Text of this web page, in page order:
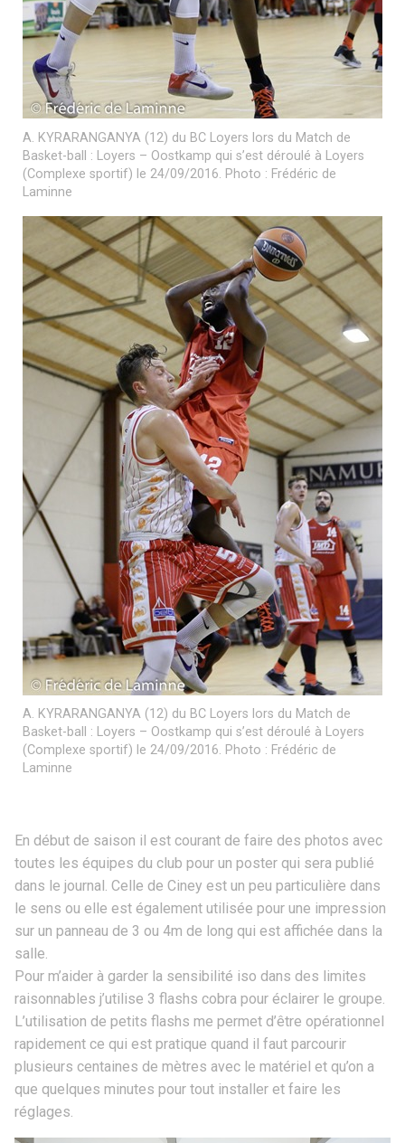
A. KYRARANGANYA (12) du BC Loyers lors du Match de
Basket-ball : Loyers – Oostkamp qui s’est déroulé à Loyers
(Complexe sportif) le 24/09/2016. Photo : Frédéric de
Laminne
A. KYRARANGANYA (12) du BC Loyers lors du Match de
Basket-ball : Loyers – Oostkamp qui s’est déroulé à Loyers
(Complexe sportif) le 24/09/2016. Photo : Frédéric de
Laminne
En début de saison il est courant de faire des photos avec
toutes les équipes du club pour un poster qui sera publié
dans le journal. Celle de Ciney est un peu particulière dans
le sens ou elle est également utilisée pour une impression
sur un panneau de 3 ou 4m de long qui est affichée dans la
salle.
Pour m’aider à garder la sensibilité iso dans des limites
raisonnables j’utilise 3 flashs cobra pour éclairer le groupe.
L’utilisation de petits flashs me permet d’être opérationnel
rapidement ce qui est pratique quand il faut parcourir
plusieurs centaines de mètres avec le matériel et qu’on a
que quelques minutes pour tout installer et faire les
réglages.